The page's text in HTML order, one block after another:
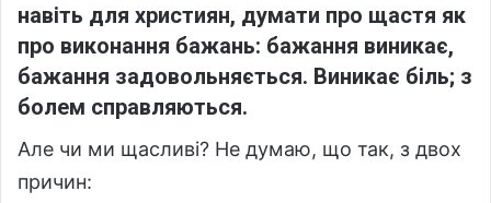
навіть для християн, думати про щастя як
про виконання бажань: бажання виникає,
бажання задовольняється. Виникає біль; з
болем справляються.
Але чи ми щасливі? Не думаю, що так, з двох
причин: